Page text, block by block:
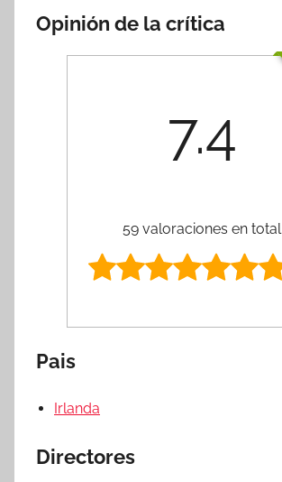
Opinión de la crítica
7.4
59 valoraciones en total
Pais
Irlanda
Directores